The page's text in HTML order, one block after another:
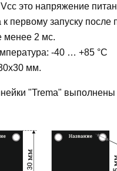
Vcc это напряжение
к первому запуску после
менее 2 мс.
-40 … +85 °C
мм.
"Trema"